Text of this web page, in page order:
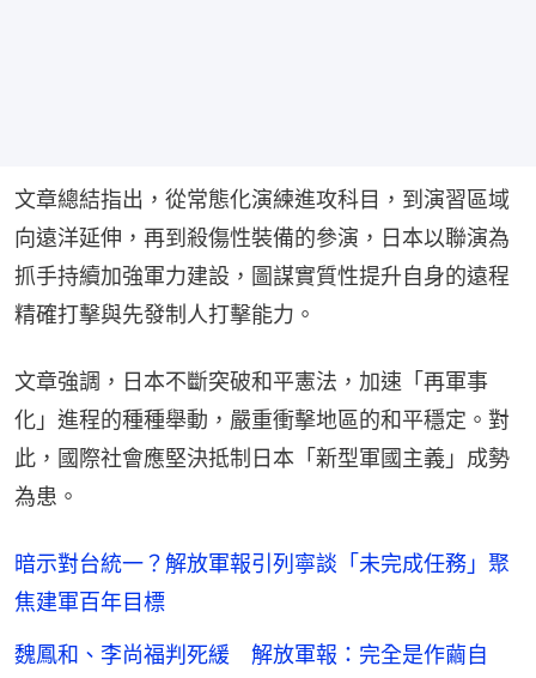
文章總結指出，從常態化演練進攻科目，到演習區域
向遠洋延伸，再到殺傷性裝備的參演，日本以聯演為
抓手持續加強軍力建設，圖謀實質性提升自身的遠程
精確打擊與先發制人打擊能力。
文章強調，日本不斷突破和平憲法，加速「再軍事
化」進程的種種舉動，嚴重衝擊地區的和平穩定。對
此，國際社會應堅決抵制日本「新型軍國主義」成勢
為患。
暗示對台統一？解放軍報引列寧談「未完成任務」聚
焦建軍百年目標
魏鳳和、李尚福判死緩 解放軍報：完全是作繭自